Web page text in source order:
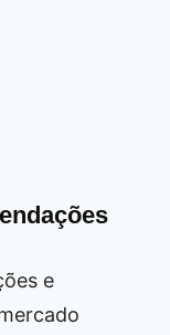
e